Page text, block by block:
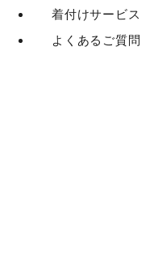
着付けサービス
よくあるご質問